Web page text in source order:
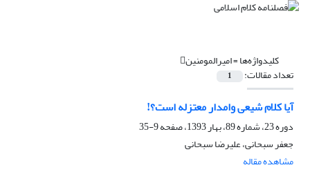
کلیدواژه‌ها =امیرالمومنین
تعداد مقالات: 1
آیا کلام شیعى وامدار معتزله است؟!
دوره 23، شماره 89، بهار 1393، صفحه
9-35
جعفر سبحانی، علیرضا سبحانی
مشاهده مقاله